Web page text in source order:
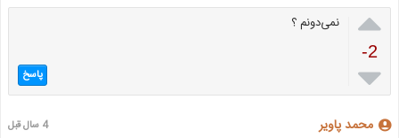

-2

نمی‌دونم ؟
پاسخ
محمد پاویر 4 سال قبل